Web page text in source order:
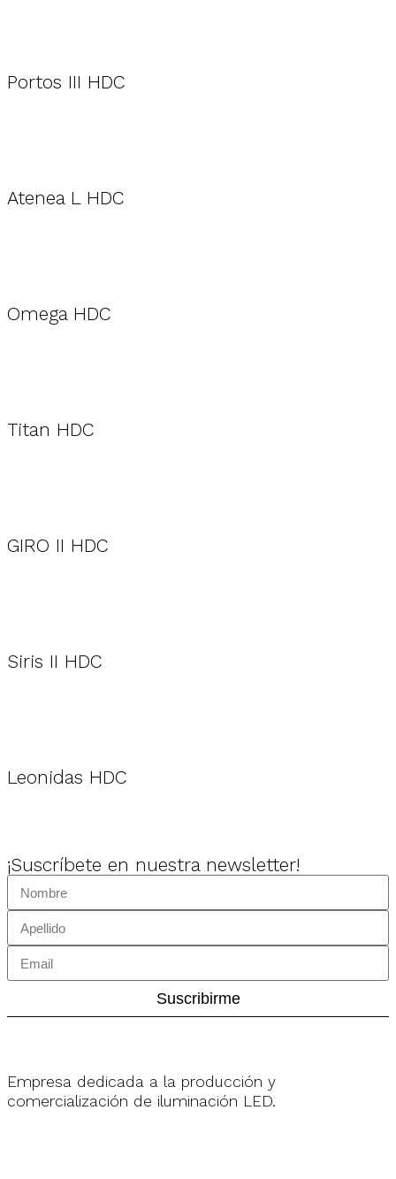
Portos III HDC
Atenea L HDC
Omega HDC
Titan HDC
GIRO II HDC
Siris II HDC
Leonidas HDC
¡Suscríbete en nuestra newsletter!
Suscribirme
Empresa dedicada a la producción y
comercialización de iluminación LED.